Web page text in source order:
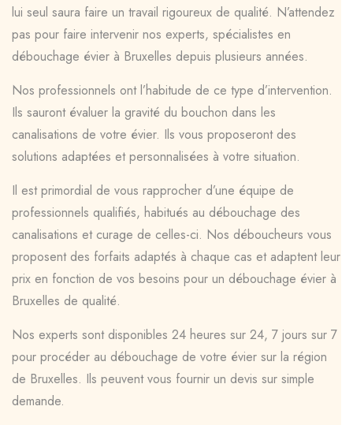
lui seul saura faire un travail rigoureux de qualité. N’attendez
pas pour faire intervenir nos experts, spécialistes en
débouchage évier à Bruxelles depuis plusieurs années.
Nos professionnels ont l’habitude de ce type d’intervention.
Ils sauront évaluer la gravité du bouchon dans les
canalisations de votre évier. Ils vous proposeront des
solutions adaptées et personnalisées à votre situation.
Il est primordial de vous rapprocher d’une équipe de
professionnels qualifiés, habitués au débouchage des
canalisations et curage de celles-ci. Nos déboucheurs vous
proposent des forfaits adaptés à chaque cas et adaptent leur
prix en fonction de vos besoins pour un débouchage évier à
Bruxelles de qualité.
Nos experts sont disponibles 24 heures sur 24, 7 jours sur 7
pour procéder au débouchage de votre évier sur la région
de Bruxelles. Ils peuvent vous fournir un devis sur simple
demande.